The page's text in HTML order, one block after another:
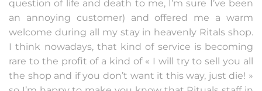
question of life and death to me, I’m sure I’ve been
an annoying customer) and offered me a warm
welcome during all my stay in heavenly Ritals shop.
I think nowadays, that kind of service is becoming
rare to the profit of a kind of « I will try to sell you all
the shop and if you don’t want it this way, just die! »